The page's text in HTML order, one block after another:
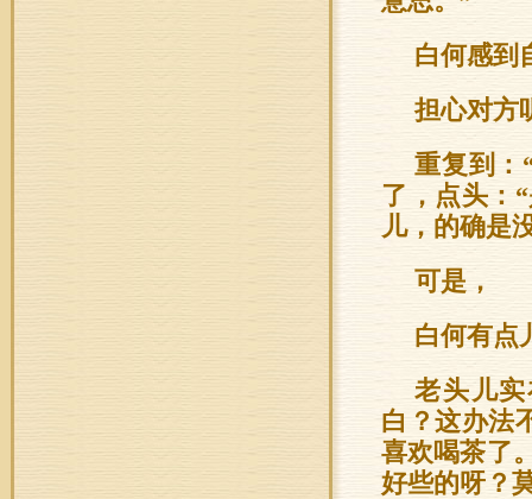
白何感到
担心对方
重复到：
了，点头：
儿，的确是
可是，
白何有点
老头儿
白？这办法
喜欢喝茶了
好些的呀？